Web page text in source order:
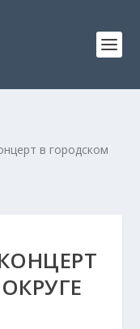
в городском